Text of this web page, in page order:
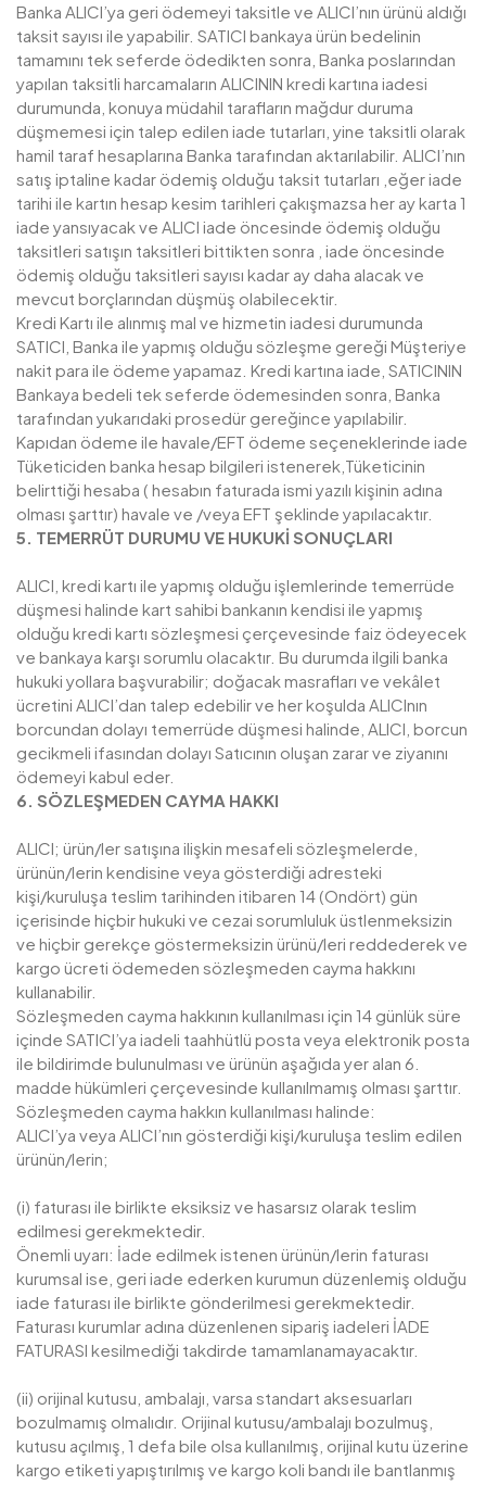
Banka ALICI’ya geri ödemeyi taksitle ve ALICI’nın ürünü aldığı
taksit sayısı ile yapabilir. SATICI bankaya ürün bedelinin
tamamını tek seferde ödedikten sonra, Banka poslarından
yapılan taksitli harcamaların ALICININ kredi kartına iadesi
durumunda, konuya müdahil tarafların mağdur duruma
düşmemesi için talep edilen iade tutarları, yine taksitli olarak
hamil taraf hesaplarına Banka tarafından aktarılabilir. ALICI’nın
satış iptaline kadar ödemiş olduğu taksit tutarları ,eğer iade
tarihi ile kartın hesap kesim tarihleri çakışmazsa her ay karta 1
iade yansıyacak ve ALICI iade öncesinde ödemiş olduğu
taksitleri satışın taksitleri bittikten sonra , iade öncesinde
ödemiş olduğu taksitleri sayısı kadar ay daha alacak ve
mevcut borçlarından düşmüş olabilecektir.
Kredi Kartı ile alınmış mal ve hizmetin iadesi durumunda
SATICI, Banka ile yapmış olduğu sözleşme gereği Müşteriye
nakit para ile ödeme yapamaz. Kredi kartına iade, SATICININ
Bankaya bedeli tek seferde ödemesinden sonra, Banka
tarafından yukarıdaki prosedür gereğince yapılabilir.
Kapıdan ödeme ile havale/EFT ödeme seçeneklerinde iade
Tüketiciden banka hesap bilgileri istenerek,Tüketicinin
belirttiği hesaba ( hesabın faturada ismi yazılı kişinin adına
olması şarttır) havale ve /veya EFT şeklinde yapılacaktır.
5. TEMERRÜT DURUMU VE HUKUKİ SONUÇLARI
ALICI, kredi kartı ile yapmış olduğu işlemlerinde temerrüde
düşmesi halinde kart sahibi bankanın kendisi ile yapmış
olduğu kredi kartı sözleşmesi çerçevesinde faiz ödeyecek
ve bankaya karşı sorumlu olacaktır. Bu durumda ilgili banka
hukuki yollara başvurabilir; doğacak masrafları ve vekâlet
ücretini ALICI’dan talep edebilir ve her koşulda ALICInın
borcundan dolayı temerrüde düşmesi halinde, ALICI, borcun
gecikmeli ifasından dolayı Satıcının oluşan zarar ve ziyanını
ödemeyi kabul eder.
6. SÖZLEŞMEDEN CAYMA HAKKI
ALICI; ürün/ler satışına ilişkin mesafeli sözleşmelerde,
ürünün/lerin kendisine veya gösterdiği adresteki
kişi/kuruluşa teslim tarihinden itibaren 14 (Ondört) gün
içerisinde hiçbir hukuki ve cezai sorumluluk üstlenmeksizin
ve hiçbir gerekçe göstermeksizin ürünü/leri reddederek ve
kargo ücreti ödemeden sözleşmeden cayma hakkını
kullanabilir.
Sözleşmeden cayma hakkının kullanılması için 14 günlük süre
içinde SATICI’ya iadeli taahhütlü posta veya elektronik posta
ile bildirimde bulunulması ve ürünün aşağıda yer alan 6.
madde hükümleri çerçevesinde kullanılmamış olması şarttır.
Sözleşmeden cayma hakkın kullanılması halinde:
ALICI’ya veya ALICI’nın gösterdiği kişi/kuruluşa teslim edilen
ürünün/lerin;
(i) faturası ile birlikte eksiksiz ve hasarsız olarak teslim
edilmesi gerekmektedir.
Önemli uyarı: İade edilmek istenen ürünün/lerin faturası
kurumsal ise, geri iade ederken kurumun düzenlemiş olduğu
iade faturası ile birlikte gönderilmesi gerekmektedir.
Faturası kurumlar adına düzenlenen sipariş iadeleri İADE
FATURASI kesilmediği takdirde tamamlanamayacaktır.
(ii) orijinal kutusu, ambalajı, varsa standart aksesuarları
bozulmamış olmalıdır. Orijinal kutusu/ambalajı bozulmuş,
kutusu açılmış, 1 defa bile olsa kullanılmış, orijinal kutu üzerine
kargo etiketi yapıştırılmış ve kargo koli bandı ile bantlanmış